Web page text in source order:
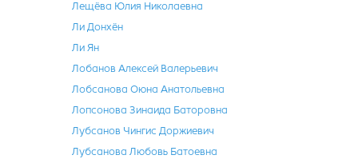
Лещёва Юлия Николаевна
Ли Донхён
Ли Ян
Лобанов Алексей Валерьевич
Лобсанова Оюна Анатольевна
Лопсонова Зинаида Баторовна
Лубсанов Чингис Доржиевич
Лубсанова Любовь Батоевна